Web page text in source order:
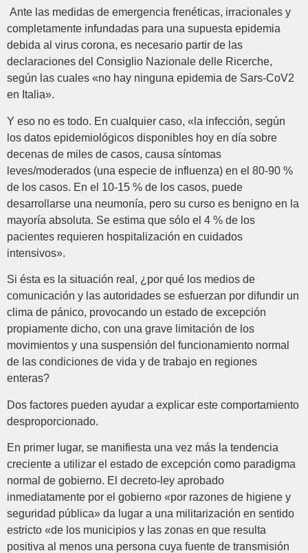
Ante las medidas de emergencia frenéticas, irracionales y
completamente infundadas para una supuesta epidemia
debida al virus corona, es necesario partir de las
declaraciones del Consiglio Nazionale delle Ricerche,
según las cuales «no hay ninguna epidemia de Sars-CoV2
en Italia».
Y eso no es todo. En cualquier caso, «la infección, según
los datos epidemiológicos disponibles hoy en día sobre
decenas de miles de casos, causa síntomas
leves/moderados (una especie de influenza) en el 80-90 %
de los casos. En el 10-15 % de los casos, puede
desarrollarse una neumonía, pero su curso es benigno en la
mayoría absoluta. Se estima que sólo el 4 % de los
pacientes requieren hospitalización en cuidados
intensivos».
Si ésta es la situación real, ¿por qué los medios de
comunicación y las autoridades se esfuerzan por difundir un
clima de pánico, provocando un estado de excepción
propiamente dicho, con una grave limitación de los
movimientos y una suspensión del funcionamiento normal
de las condiciones de vida y de trabajo en regiones
enteras?
Dos factores pueden ayudar a explicar este comportamiento
desproporcionado.
En primer lugar, se manifiesta una vez más la tendencia
creciente a utilizar el estado de excepción como paradigma
normal de gobierno. El decreto-ley aprobado
inmediatamente por el gobierno «por razones de higiene y
seguridad pública» da lugar a una militarización en sentido
estricto «de los municipios y las zonas en que resulta
positiva al menos una persona cuya fuente de transmisión